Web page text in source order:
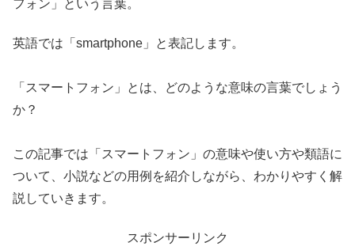
フォン」という言葉。
英語では「smartphone」と表記します。
「スマートフォン」とは、どのような意味の言葉でしょう
か？
この記事では「スマートフォン」の意味や使い方や類語に
ついて、小説などの用例を紹介しながら、わかりやすく解
説していきます。
スポンサーリンク